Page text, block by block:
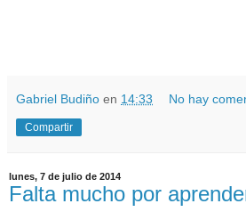
Gabriel Budiño en 14:33 No hay
Compartir
lunes, 7 de julio de 2014
Falta mucho por